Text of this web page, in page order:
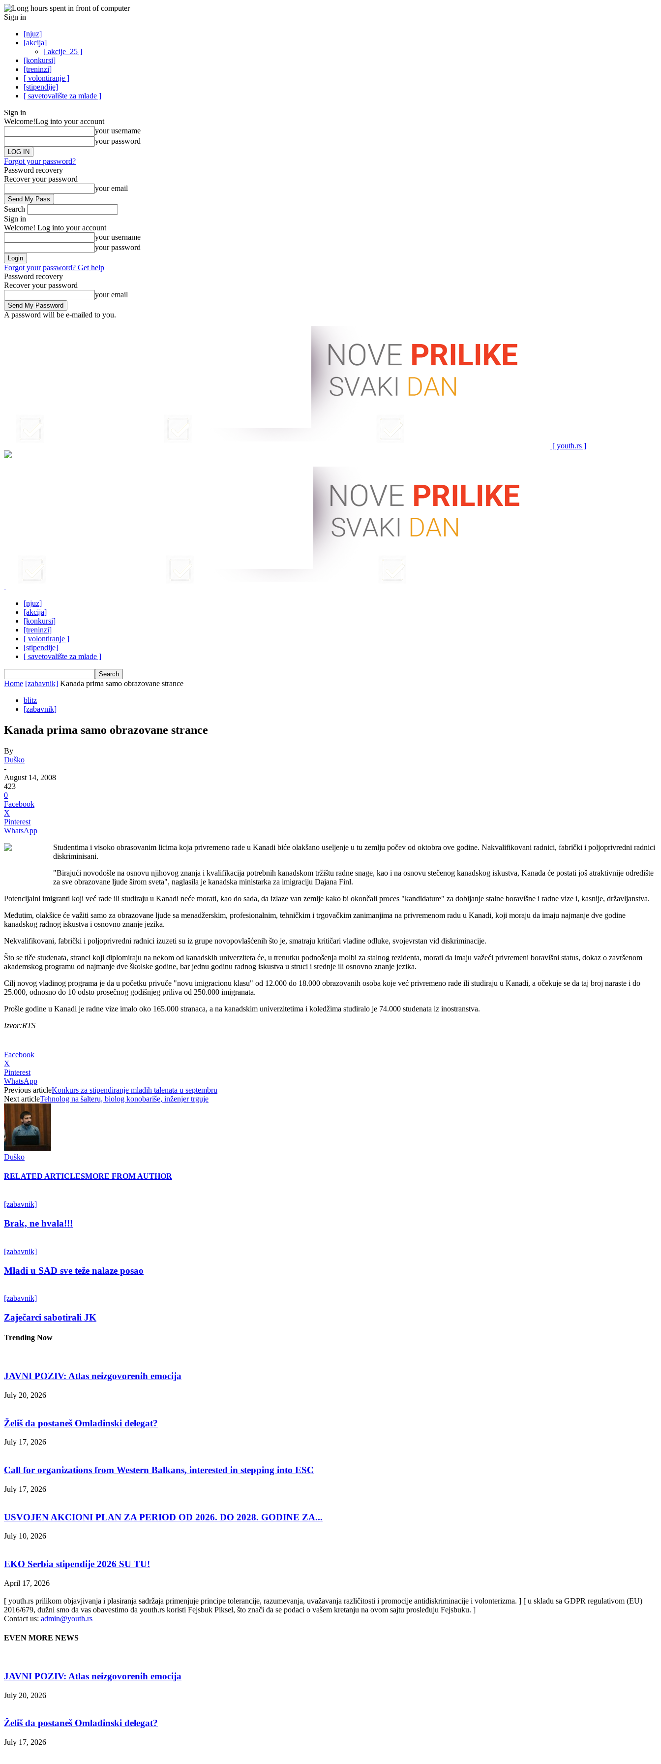
Sign in
[njuz]
[akcija]
[ akcije_25 ]
[konkursi]
[treninzi]
[ volontiranje ]
[stipendije]
[ savetovalište za mlade ]
Sign in
Welcome!Log into your account
your username
your password
Forgot your password?
Password recovery
Recover your password
your email
Search
Sign in
Welcome! Log into your account
your username
your password
Forgot your password? Get help
Password recovery
Recover your password
your email
A password will be e-mailed to you.
[ youth.rs ]
[njuz]
[akcija]
[konkursi]
[treninzi]
[ volontiranje ]
[stipendije]
[ savetovalište za mlade ]
Home [zabavnik] Kanada prima samo obrazovane strance
blitz
[zabavnik]
Kanada prima samo obrazovane strance
By
Duško
-
August 14, 2008
423
0
Facebook
X
Pinterest
WhatsApp
Studentima i visoko obraѕovanim licima koja privremeno rade u Kanadi biće olakšano useljenje u tu zemlju počev od oktobra ove godine. Nakvalifikovani radnici, fabrički i poljoprivredni radnici
diskriminisani.
"Birajući novodošle na osnovu njihovog znanja i kvalifikacija potrebnih kanadskom tržištu radne snage, kao i na osnovu stečenog kanadskog iskustva, Kanada će postati još atraktivnije odredište
za sve obrazovane ljude širom sveta", naglasila je kanadska ministarka za imigraciju Dajana Finl.
Potencijalni imigranti koji već rade ili studiraju u Kanadi neće morati, kao do sada, da izlaze van zemlje kako bi okončali proces "kandidature" za dobijanje stalne boravišne i radne vize i, kasnije, državljanstva.
Međutim, olakšice će važiti samo za obrazovane ljude sa menadžerskim, profesionalnim, tehničkim i trgovačkim zanimanjima na privremenom radu u Kanadi, koji moraju da imaju najmanje dve godine
kanadskog radnog iskustva i osnovno znanje jezika.
Nekvalifikovani, fabrički i poljoprivredni radnici izuzeti su iz grupe novopovlašćenih što je, smatraju kritičari vladine odluke, svojevrstan vid diskriminacije.
Što se tiče studenata, stranci koji diplomiraju na nekom od kanadskih univerziteta će, u trenutku podnošenja molbi za stalnog rezidenta, morati da imaju važeći privremeni boravišni status, dokaz o završenom
akademskog programu od najmanje dve školske godine, bar jednu godinu radnog iskustva u struci i srednje ili osnovno znanje jezika.
Cilj novog vladinog programa je da u početku privuče "novu imigracionu klasu" od 12.000 do 18.000 obrazovanih osoba koje već privremeno rade ili studiraju u Kanadi, a očekuje se da taj broj naraste i do
25.000, odnosno do 10 odsto prosečnog godišnjeg priliva od 250.000 imigranata.
Prošle godine u Kanadi je radne vize imalo oko 165.000 stranaca, a na kanadskim univerzitetima i koledžima studiralo je 74.000 studenata iz inostranstva.
Izvor:RTS
Facebook
X
Pinterest
WhatsApp
Previous articleKonkurs za stipendiranje mladih talenata u septembru
Next articleTehnolog na šalteru, biolog konobariše, inženjer trguje
Duško
RELATED ARTICLESMORE FROM AUTHOR
[zabavnik]
Brak, ne hvala!!!
[zabavnik]
Mladi u SAD sve teže nalaze posao
[zabavnik]
Zaječarci sabotirali JK
Trending Now
JAVNI POZIV: Atlas neizgovorenih emocija
July 20, 2026
Želiš da postaneš Omladinski delegat?
July 17, 2026
Call for organizations from Western Balkans, interested in stepping into ESC
July 17, 2026
USVOJEN AKCIONI PLAN ZA PERIOD OD 2026. DO 2028. GODINE ZA...
July 10, 2026
EKO Serbia stipendije 2026 SU TU!
April 17, 2026
[ youth.rs prilikom objavjivanja i plasiranja sadržaja primenjuje principe tolerancije, razumevanja, uvažavanja različitosti i promocije antidiskriminacije i volonterizma. ] [ u skladu sa GDPR regulativom (EU)
2016/679, dužni smo da vas obavestimo da youth.rs koristi Fejsbuk Piksel, što znači da se podaci o vašem kretanju na ovom sajtu prosleđuju Fejsbuku. ]
Contact us: admin@youth.rs
EVEN MORE NEWS
JAVNI POZIV: Atlas neizgovorenih emocija
July 20, 2026
Želiš da postaneš Omladinski delegat?
July 17, 2026